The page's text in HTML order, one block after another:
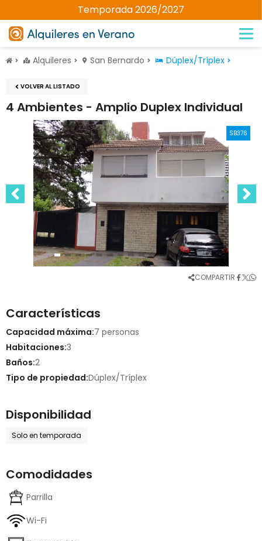
Temporada 2026/2027
Alquileres San Bernardo Dúplex/Tríplex
VOLVER AL LISTADO
4 Ambientes - Amplio Duplex Individual
SB376
COMPARTIR
Características
Capacidad máxima:7 personas
Habitaciones:3
Baños:2
Tipo de propiedad:Dúplex/Tríplex
Disponibilidad
Solo en temporada
Comodidades
Parrilla
Wi-Fi